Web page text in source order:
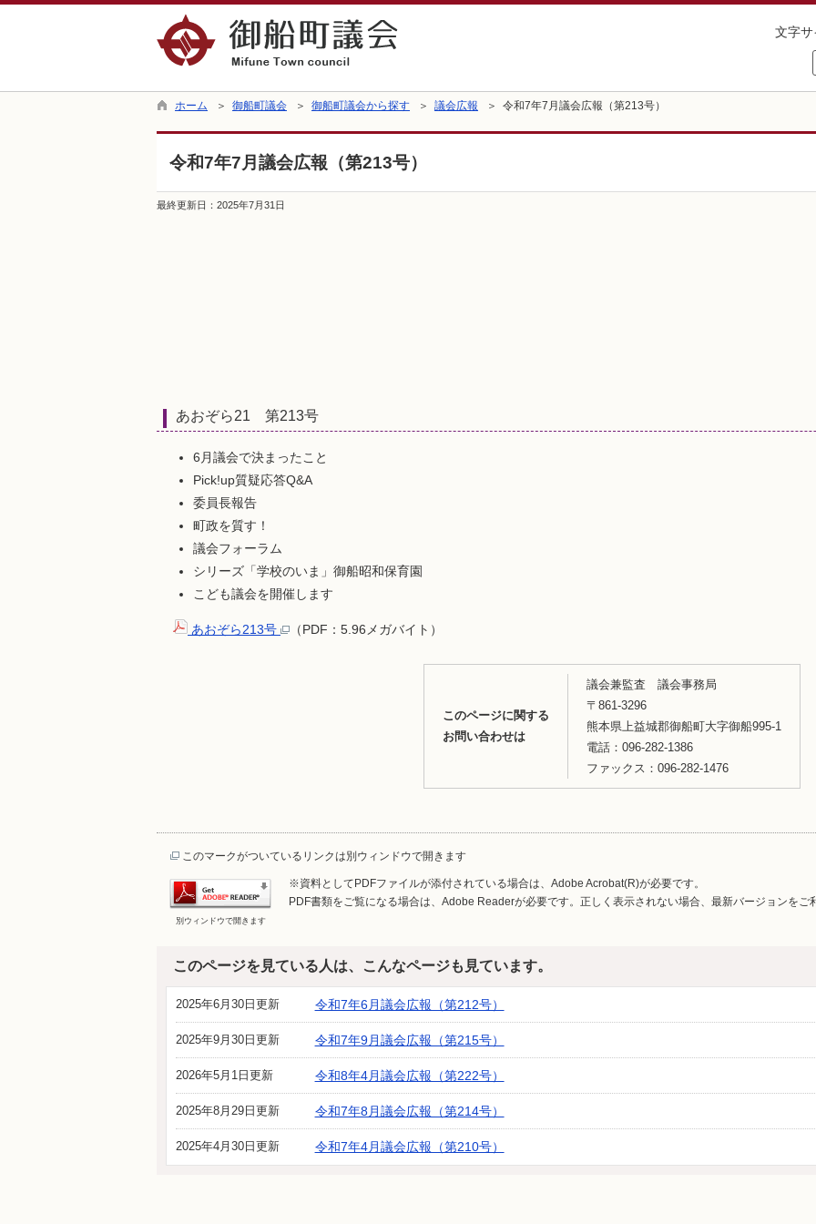
文字サ
ホーム ＞ 御船町議会 ＞ 御船町議会から探す ＞ 議会広報 ＞ 令和7年7月議会広報（第213号）
令和7年7月議会広報（第213号）
最終更新日： 2025年7月31日
あおぞら21 第213号
6月議会で決まったこと
Pick!up質疑応答Q&A
委員長報告
町政を質す！
議会フォーラム
シリーズ「学校のいま」御船昭和保育園
こども議会を開催します
あおぞら213号 （PDF：5.96メガバイト）
このページに関する
お問い合わせは
議会兼監査 議会事務局
〒861-3296
熊本県上益城郡御船町大字御船995-1
電話：096-282-1386
ファックス：096-282-1476
このマークがついているリンクは別ウィンドウで開きます
別ウィンドウで開きます
※資料としてPDFファイルが添付されている場合は、Adobe Acrobat(R)が必要です。
PDF書類をご覧になる場合は、Adobe Readerが必要です。正しく表示されない場合、最新バージョンをご
このページを見ている人は、こんなページも見ています。
2025年6月30日更新 令和7年6月議会広報（第212号）
2025年9月30日更新 令和7年9月議会広報（第215号）
2026年5月1日更新 令和8年4月議会広報（第222号）
2025年8月29日更新 令和7年8月議会広報（第214号）
2025年4月30日更新 令和7年4月議会広報（第210号）